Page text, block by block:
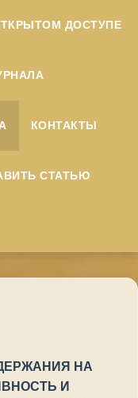
ДОСТУПЕ
КОНТАКТЫ
СТАТЬЮ
НА
И